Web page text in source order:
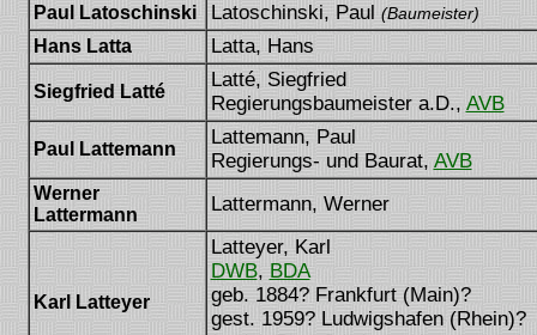
Paul Latoschinski Latoschinski, Paul (Baumeister)
Hans Latta Latta, Hans
Siegfried Latté
Latté, Siegfried
Regierungsbaumeister a.D., AVB
Paul Lattemann
Lattemann, Paul
Regierungs- und Baurat, AVB
Werner
Lattermann
Lattermann, Werner
Karl Latteyer
Latteyer, Karl
DWB, BDA
geb. 1884? Frankfurt (Main)?
gest. 1959? Ludwigshafen (Rhein)?